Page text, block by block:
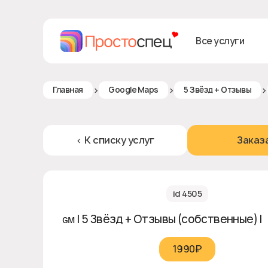
Все услуги
Главная > Google Maps > 5 Звёзд + Отзывы >
< К списку услуг
id 4505
ɢᴍ | 5 Звёзд + Отзывы (собственные) |
1990₽‎